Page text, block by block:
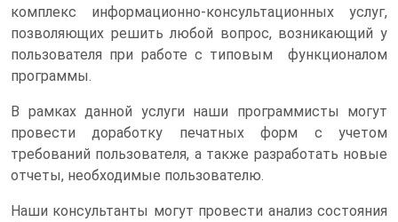
комплекс информационно-консультационных услуг,
позволяющих решить любой вопрос, возникающий у
пользователя при работе с типовым функционалом
программы.
В рамках данной услуги наши программисты могут
провести доработку печатных форм с учетом
требований пользователя, а также разработать новые
отчеты, необходимые пользователю.
Наши консультанты могут провести анализ состояния